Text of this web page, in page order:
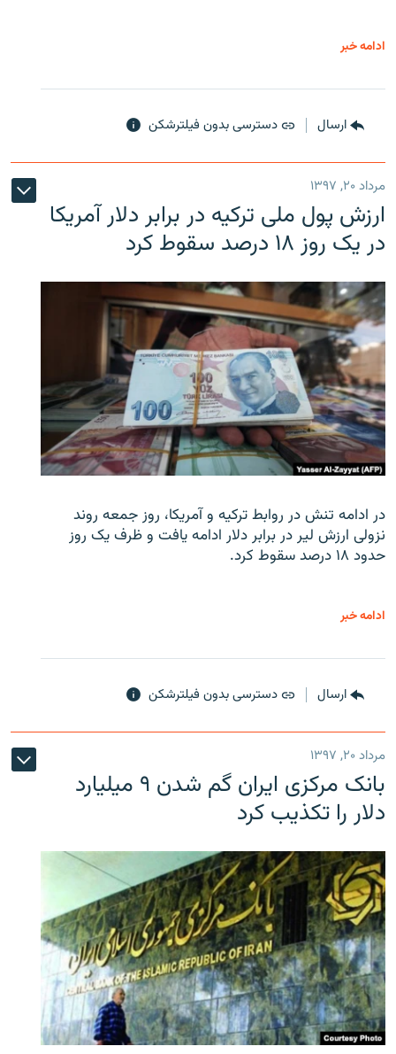
ادامه خبر
ارسال دسترسی بدون فیلترشکن
مرداد ۲۰, ۱۳۹۷
ارزش پول ملی ترکیه در برابر دلار آمریکا
در یک روز ۱۸ درصد سقوط کرد
در ادامه تنش در روابط ترکیه و آمریکا، روز جمعه روند
نزولی ارزش لیر در برابر دلار ادامه یافت و ظرف یک روز
حدود ۱۸ درصد سقوط کرد.
ادامه خبر
ارسال دسترسی بدون فیلترشکن
مرداد ۲۰, ۱۳۹۷
بانک مرکزی ایران گم شدن ۹ میلیارد
دلار را تکذیب کرد